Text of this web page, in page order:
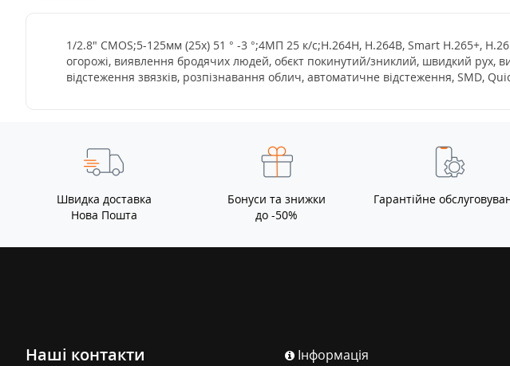
1/2.8" CMOS;5-125мм (25х) 51 ° -3 °;4МП 25 к/с;H.264H, H.264B, Smart H.265+,
огорожі, виявлення бродячих людей, обєкт покинутий/зниклий, швидкий рух,
відстеження звязків, розпізнавання облич, автоматичне відстеження, SMD,
Швидка доставка
Нова Пошта
Бонуси та знижки
до -50%
Гарантійне
Наші контакти Інформація